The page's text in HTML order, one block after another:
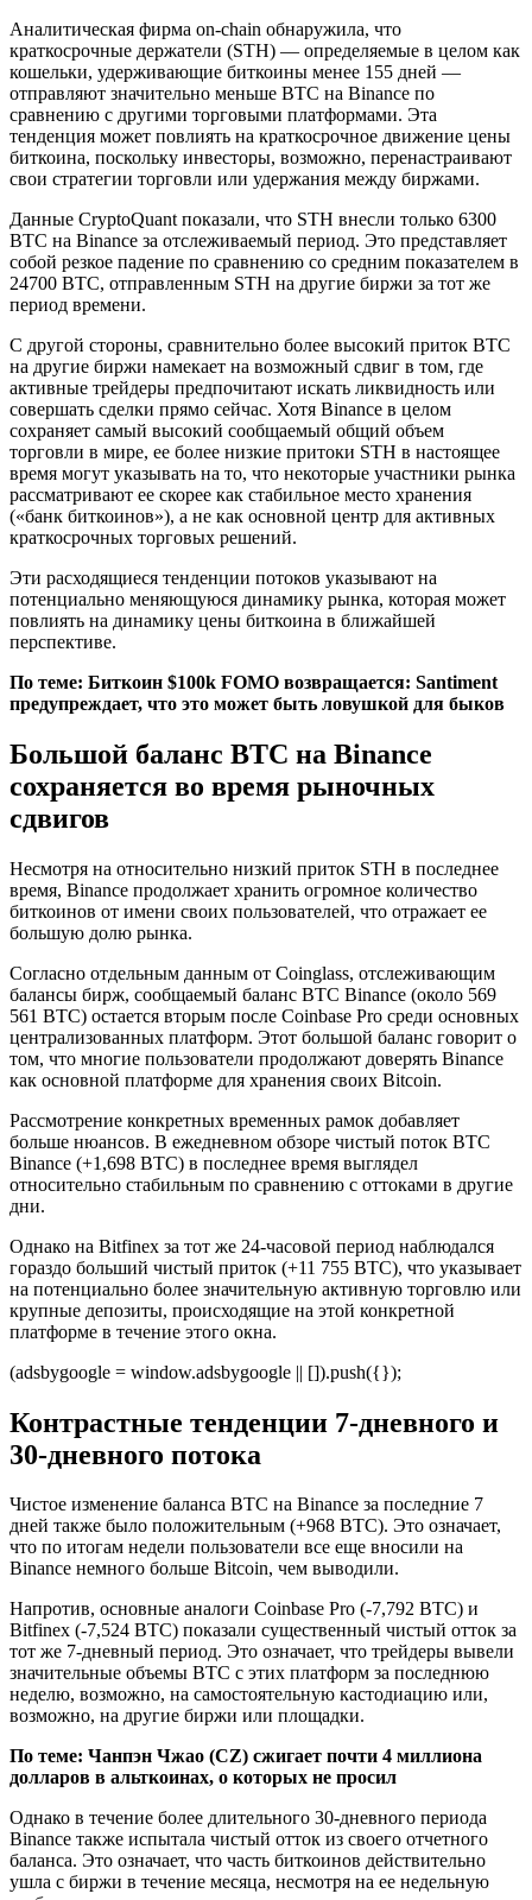
Аналитическая фирма on-chain обнаружила, что
краткосрочные держатели (STH) — определяемые в целом как
кошельки, удерживающие биткоины менее 155 дней —
отправляют значительно меньше BTC на Binance по
сравнению с другими торговыми платформами. Эта
тенденция может повлиять на краткосрочное движение цены
биткоина, поскольку инвесторы, возможно, перенастраивают
свои стратегии торговли или удержания между биржами.
Данные CryptoQuant показали, что STH внесли только 6300
BTC на Binance за отслеживаемый период. Это представляет
собой резкое падение по сравнению со средним показателем в
24700 BTC, отправленным STH на другие биржи за тот же
период времени.
С другой стороны, сравнительно более высокий приток BTC
на другие биржи намекает на возможный сдвиг в том, где
активные трейдеры предпочитают искать ликвидность или
совершать сделки прямо сейчас. Хотя Binance в целом
сохраняет самый высокий сообщаемый общий объем
торговли в мире, ее более низкие притоки STH в настоящее
время могут указывать на то, что некоторые участники рынка
рассматривают ее скорее как стабильное место хранения
(«банк биткоинов»), а не как основной центр для активных
краткосрочных торговых решений.
Эти расходящиеся тенденции потоков указывают на
потенциально меняющуюся динамику рынка, которая может
повлиять на динамику цены биткоина в ближайшей
перспективе.
По теме: Биткоин $100k FOMO возвращается: Santiment
предупреждает, что это может быть ловушкой для быков
Большой баланс BTC на Binance
сохраняется во время рыночных
сдвигов
Несмотря на относительно низкий приток STH в последнее
время, Binance продолжает хранить огромное количество
биткоинов от имени своих пользователей, что отражает ее
большую долю рынка.
Согласно отдельным данным от Coinglass, отслеживающим
балансы бирж, сообщаемый баланс BTC Binance (около 569
561 BTC) остается вторым после Coinbase Pro среди основных
централизованных платформ. Этот большой баланс говорит о
том, что многие пользователи продолжают доверять Binance
как основной платформе для хранения своих Bitcoin.
Рассмотрение конкретных временных рамок добавляет
больше нюансов. В ежедневном обзоре чистый поток BTC
Binance (+1,698 BTC) в последнее время выглядел
относительно стабильным по сравнению с оттоками в другие
дни.
Однако на Bitfinex за тот же 24-часовой период наблюдался
гораздо больший чистый приток (+11 755 BTC), что указывает
на потенциально более значительную активную торговлю или
крупные депозиты, происходящие на этой конкретной
платформе в течение этого окна.
(adsbygoogle = window.adsbygoogle || []).push({});
Контрастные тенденции 7-дневного и
30-дневного потока
Чистое изменение баланса BTC на Binance за последние 7
дней также было положительным (+968 BTC). Это означает,
что по итогам недели пользователи все еще вносили на
Binance немного больше Bitcoin, чем выводили.
Напротив, основные аналоги Coinbase Pro (-7,792 BTC) и
Bitfinex (-7,524 BTC) показали существенный чистый отток за
тот же 7-дневный период. Это означает, что трейдеры вывели
значительные объемы BTC с этих платформ за последнюю
неделю, возможно, на самостоятельную кастодиацию или,
возможно, на другие биржи или площадки.
По теме: Чанпэн Чжао (CZ) сжигает почти 4 миллиона
долларов в альткоинах, о которых не просил
Однако в течение более длительного 30-дневного периода
Binance также испытала чистый отток из своего отчетного
баланса. Это означает, что часть биткоинов действительно
ушла с биржи в течение месяца, несмотря на ее недельную